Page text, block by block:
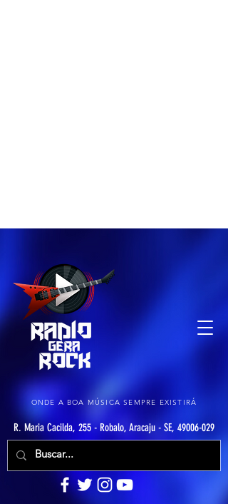
ONDE A BOA MÚSICA SEMPRE EXISTIRÁ
R. Maria Cacilda, 255 - Robalo, Aracaju - SE, 49006-029